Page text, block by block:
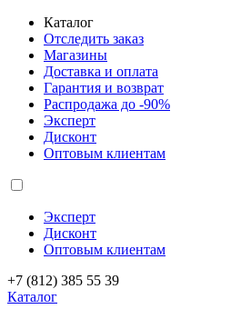
Каталог
Отследить заказ
Магазины
Доставка и оплата
Гарантия и возврат
Распродажа до -90%
Эксперт
Дисконт
Оптовым клиентам
Эксперт
Дисконт
Оптовым клиентам
+7 (812) 385 55 39
Каталог